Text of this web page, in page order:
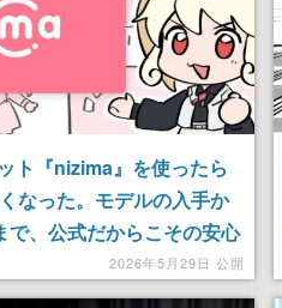
ト『nizima』を使ったら
なった。モデルの入手か
で、公式だからこその安心
ど簡単だった話2026年5月29日 公開